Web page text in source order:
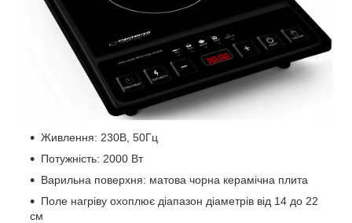
Живлення: 230В, 50Гц
Потужність: 2000 Вт
Варильна поверхня: матова чорна керамічна плита
Поле нагріву охоплює діапазон діаметрів від 14 до 22
см